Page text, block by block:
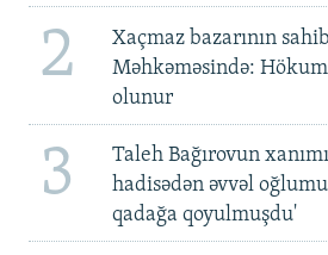
2
Xaçmaz bazarının
Məhkəməsində:
olunur
3
Taleh Bağırovun
hadisədən əvvəl
qadağa qoyulmuşdu'